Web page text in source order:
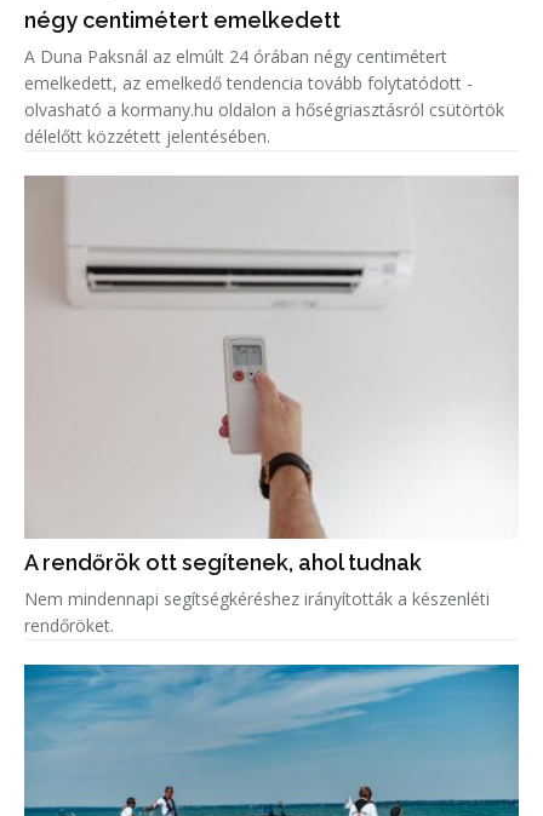
négy centimétert emelkedett
A Duna Paksnál az elmúlt 24 órában négy centimétert
emelkedett, az emelkedő tendencia tovább folytatódott -
olvasható a kormany.hu oldalon a hőségriasztásról csütörtök
délelőtt közzétett jelentésében.
A rendőrök ott segítenek, ahol tudnak
Nem mindennapi segítségkéréshez irányították a készenléti
rendőröket.